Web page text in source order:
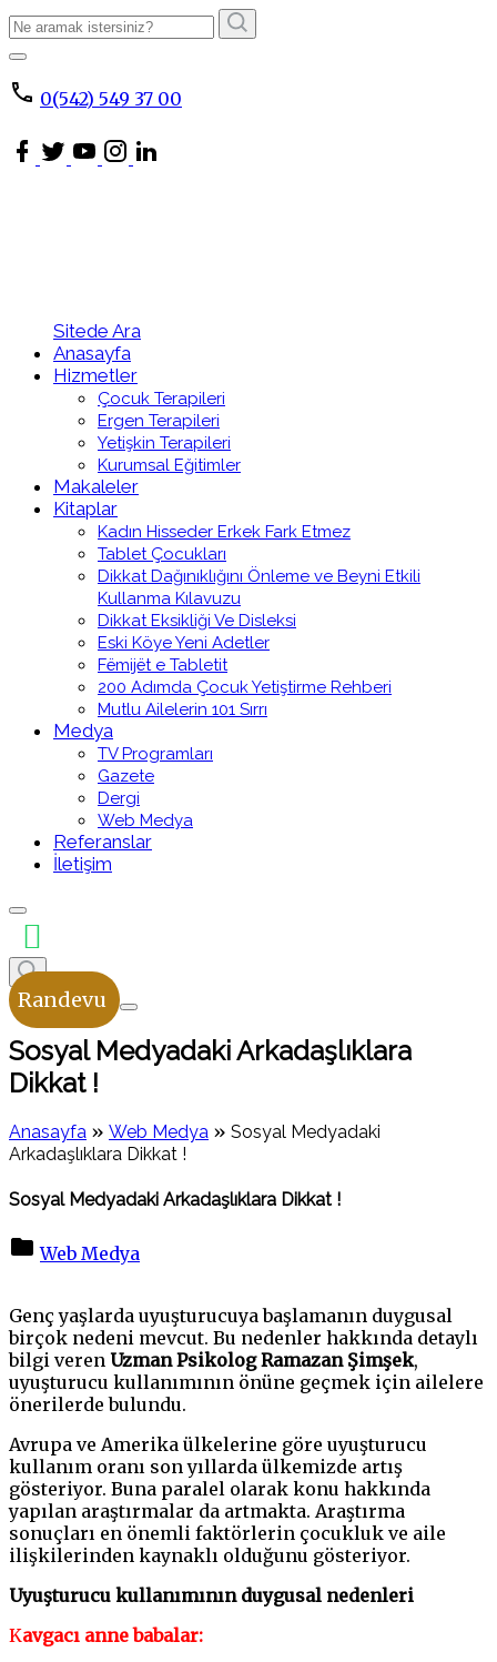
ARA
Arama
Sonucu:
0(542) 549 37 00
Sitede Ara
Anasayfa
Hizmetler
Çocuk Terapileri
Ergen Terapileri
Yetişkin Terapileri
Kurumsal Eğitimler
Makaleler
Kitaplar
Kadın Hisseder Erkek Fark Etmez
Tablet Çocukları
Dikkat Dağınıklığını Önleme ve Beyni Etkili
Kullanma Kılavuzu
Dikkat Eksikliği Ve Disleksi
Eski Köye Yeni Adetler
Fëmijët e Tabletit
200 Adımda Çocuk Yetiştirme Rehberi
Mutlu Ailelerin 101 Sırrı
Medya
TV Programları
Gazete
Dergi
Web Medya
Referanslar
İletişim
Randevu
Sosyal Medyadaki Arkadaşlıklara
Dikkat !
Anasayfa » Web Medya » Sosyal Medyadaki
Arkadaşlıklara Dikkat !
Sosyal Medyadaki Arkadaşlıklara Dikkat !
Web Medya
Medyadaki
Arkadaşlıklara
Dikkat
!
Genç yaşlarda uyuşturucuya başlamanın duygusal
birçok nedeni mevcut. Bu nedenler hakkında detaylı
bilgi veren Uzman Psikolog Ramazan Şimşek,
uyuşturucu kullanımının önüne geçmek için ailelere
önerilerde bulundu.
Avrupa ve Amerika ülkelerine göre uyuşturucu
kullanım oranı son yıllarda ülkemizde artış
gösteriyor. Buna paralel olarak konu hakkında
yapılan araştırmalar da artmakta. Araştırma
sonuçları en önemli faktörlerin çocukluk ve aile
ilişkilerinden kaynaklı olduğunu gösteriyor.
Uyuşturucu kullanımının duygusal nedenleri
Kavgacı anne babalar: